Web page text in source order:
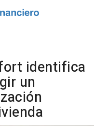
identifica
un